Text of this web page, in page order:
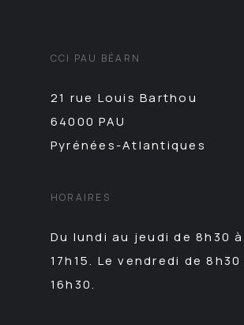
CCI PAU BÉARN
21 rue Louis Barthou
64000 PAU
Pyrénées-Atlantiques
HORAIRES
Du lundi au jeudi de 8h30
17h15. Le vendredi de
16h30.